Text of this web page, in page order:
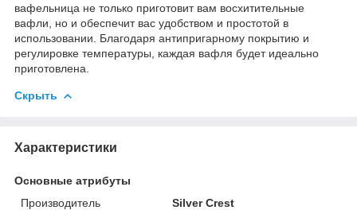
вафельница не только приготовит вам восхитительные
вафли, но и обеспечит вас удобством и простотой в
использовании. Благодаря антипригарному покрытию и
регулировке температуры, каждая вафля будет идеально
приготовлена.
Скрыть
Характеристики
Основные атрибуты
Производитель
Silver Crest